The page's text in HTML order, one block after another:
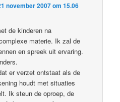
november 2007 om 15.06
de kinderen na
materie. Ik zal de
en spreek uit ervaring.
er verzet ontstaat als de
houdt met situaties
Ik steun de oproep, de